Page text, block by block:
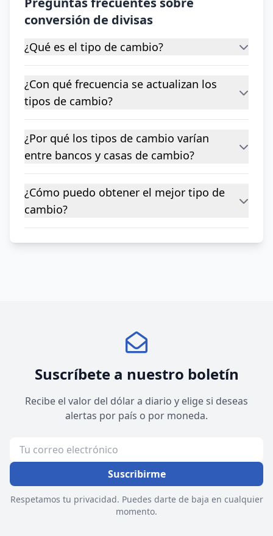
conversión de divisas
¿Qué es el tipo de cambio?
¿Con qué frecuencia se actualizan los
tipos de cambio?
¿Por qué los tipos de cambio varían
entre bancos y casas de cambio?
¿Cómo puedo obtener el mejor tipo de
cambio?
Suscríbete a nuestro boletín
Recibe el valor del dólar a diario y elige si deseas
alertas por país o por moneda.
Suscribirme
Respetamos tu privacidad. Puedes darte de baja en cualquier
momento.